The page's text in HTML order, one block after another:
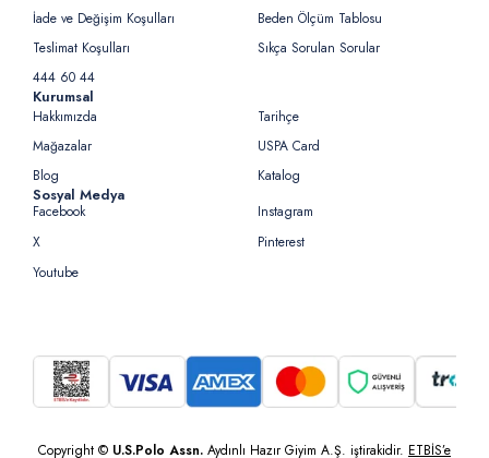
İade ve Değişim Koşulları
Beden Ölçüm Tablosu
Teslimat Koşulları
Sıkça Sorulan Sorular
444 60 44
Kurumsal
Hakkımızda
Tarihçe
Mağazalar
USPA Card
Blog
Katalog
Sosyal Medya
Facebook
Instagram
X
Pinterest
Youtube
Copyright © U.S.Polo Assn. Aydınlı Hazır Giyim A.Ş. iştirakidir. ETBİS’e